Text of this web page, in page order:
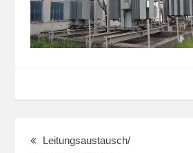
navigation
Leitungsaustausch/